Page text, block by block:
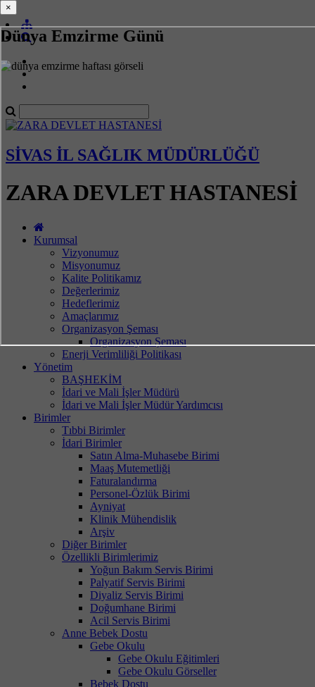
Dünya Emzirme Günü
SİVAS İL SAĞLIK MÜDÜRLÜĞÜ
ZARA DEVLET HASTANESİ
Kurumsal
Vizyonumuz
Misyonumuz
Kalite Politikamız
Değerlerimiz
Hedeflerimiz
Amaçlarımız
Organizasyon Şeması
Organizasyon Şeması
Enerji Verimliliği Politikası
Yönetim
BAŞHEKİM
İdari ve Mali İşler Müdürü
İdari ve Mali İşler Müdür Yardımcısı
Birimler
Tıbbi Birimler
İdari Birimler
Satın Alma-Muhasebe Birimi
Maaş Mutemetliği
Faturalandırma
Personel-Özlük Birimi
Ayniyat
Klinik Mühendislik
Arşiv
Diğer Birimler
Özellikli Birimlerimiz
Yoğun Bakım Servis Birimi
Palyatif Servis Birimi
Diyaliz Servis Birimi
Doğumhane Birimi
Acil Servis Birimi
Anne Bebek Dostu
Gebe Okulu
Gebe Okulu Eğitimleri
Gebe Okulu Görseller
Bebek Dostu
×